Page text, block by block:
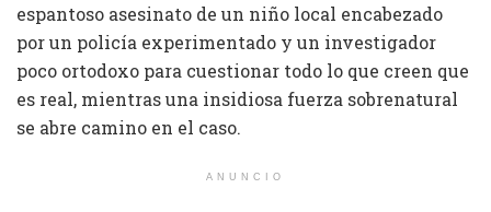
espantoso asesinato de un niño local encabezado
por un policía experimentado y un investigador
poco ortodoxo para cuestionar todo lo que creen que
es real, mientras una insidiosa fuerza sobrenatural
se abre camino en el caso.
ANUNCIO